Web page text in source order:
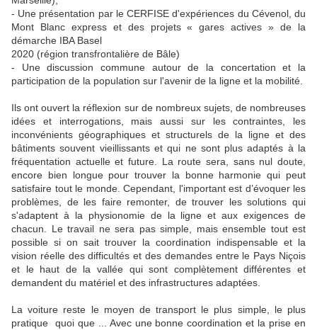
- Une présentation par le CERFISE d'expériences du Cévenol, du
Mont Blanc express et des projets « gares actives » de la
démarche IBA Basel
2020 (région transfrontalière de Bâle)
- Une discussion commune autour de la concertation et la
participation de la population sur l'avenir de la ligne et la mobilité.
Ils ont ouvert la réflexion sur de nombreux sujets, de nombreuses
idées et interrogations, mais aussi sur les contraintes, les
inconvénients géographiques et structurels de la ligne et des
bâtiments souvent vieillissants et qui ne sont plus adaptés à la
fréquentation actuelle et future. La route sera, sans nul doute,
encore bien longue pour trouver la bonne harmonie qui peut
satisfaire tout le monde. Cependant, l'important est d’évoquer les
problèmes, de les faire remonter, de trouver les solutions qui
s'adaptent à la physionomie de la ligne et aux exigences de
chacun. Le travail ne sera pas simple, mais ensemble tout est
possible si on sait trouver la coordination indispensable et la
vision réelle des difficultés et des demandes entre le Pays Niçois
et le haut de la vallée qui sont complètement différentes et
demandent du matériel et des infrastructures adaptées.
La voiture reste le moyen de transport le plus simple, le plus
pratique quoi que ... Avec une bonne coordination et la prise en